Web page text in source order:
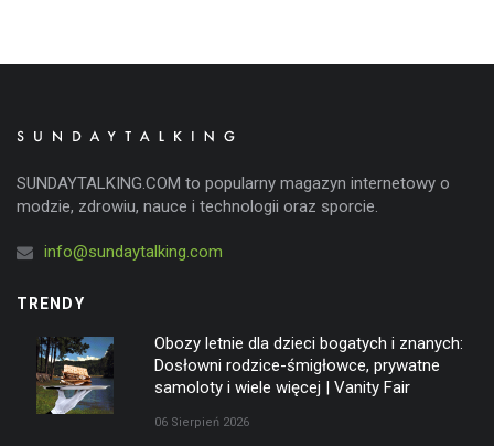
SUNDAYTALKING.COM to popularny magazyn internetowy o
modzie, zdrowiu, nauce i technologii oraz sporcie.
info@sundaytalking.com
TRENDY
Obozy letnie dla dzieci bogatych i znanych:
Dosłowni rodzice-śmigłowce, prywatne
samoloty i wiele więcej | Vanity Fair
06 Sierpień 2026